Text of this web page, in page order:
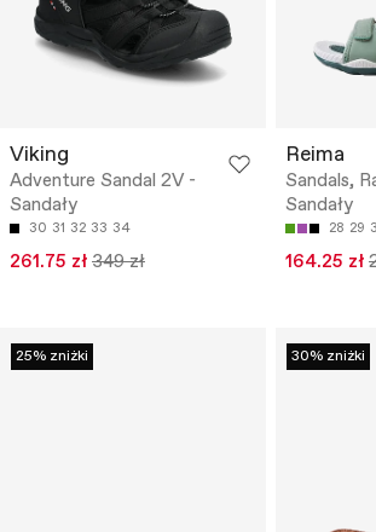
Viking
Adventure Sandal 2V -
Sandały
30 31 32 33 34
261.75 zł 349 zł
Reima
Sandals,
Sandały
28 29
164.25 zł
25% zniżki 30% zniżki